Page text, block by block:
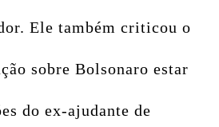
Ele também criticou o
sobre Bolsonaro estar
do ex-ajudante de